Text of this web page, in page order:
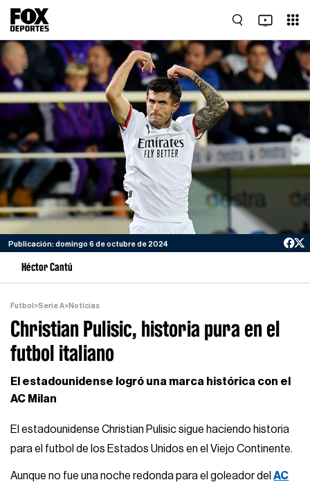
Publicación: domingo 6 de octubre de 2024
Héctor Cantú
Futbol >Serie A>Noticias
Christian Pulisic, historia pura en el
futbol italiano
El estadounidense logró una marca histórica con el
AC Milan
El estadounidense Christian Pulisic sigue haciendo historia
para el futbol de los Estados Unidos en el Viejo Continente.
Aunque no fue una noche redonda para el goleador delAC